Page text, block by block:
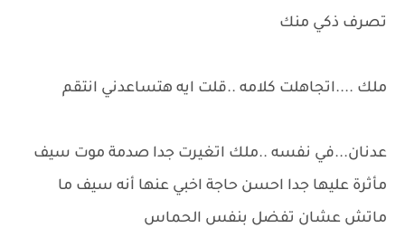
تصرف ذكي منك
ملك ....اتجاهلت كلامه ..قلت ايه هتساعدني انتقم
عدنان...في نفسه ..ملك اتغيرت جدا صدمة موت سيف
مأثرة عليها جدا احسن حاجة اخبي عنها أنه سيف ما
ماتش عشان تفضل بنفس الحماس